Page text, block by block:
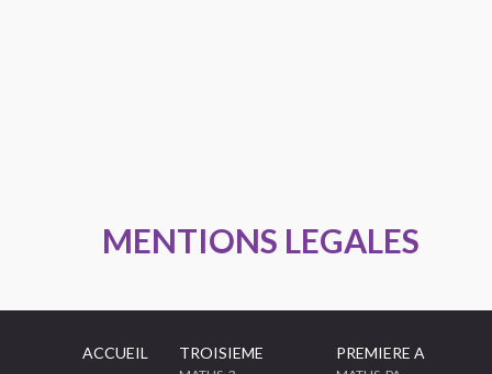
MENTIONS LEGALES
ACCUEIL TROISIEME PREMIERE A